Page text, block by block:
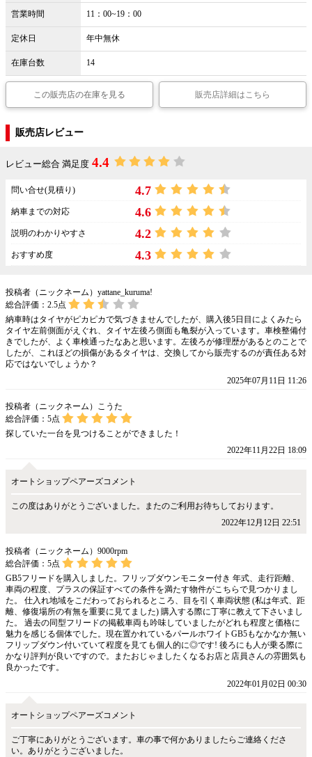
営業時間 11：00~19：00
定休日 年中無休
在庫台数 14
この販売店の在庫を見る 販売店詳細はこちら
販売店レビュー
レビュー総合 満足度 4.4
問い合せ(見積り) 4.7
納車までの対応 4.6
説明のわかりやすさ 4.2
おすすめ度 4.3
投稿者（ニックネーム）yattane_kuruma!
総合評価： 2.5点
納車時はタイヤがピカピカで気づきませんでしたが、購入後5日目によくみたら
タイヤ左前側面がえぐれ、タイヤ左後ろ側面も亀裂が入っています。車検整備付
きでしたが、よく車検通ったなあと思います。左後ろが修理歴があるとのことで
したが、これほどの損傷があるタイヤは、交換してから販売するのが責任ある対
応ではないでしょうか？
2025年07月11日 11:26
投稿者（ニックネーム）こうた
総合評価： 5点
探していた一台を見つけることができました！
2022年11月22日 18:09
オートショップペアーズコメント
この度はありがとうございました。またのご利用お待ちしております。
2022年12月12日 22:51
投稿者（ニックネーム）9000rpm
総合評価： 5点
GB5フリードを購入しました。フリップダウンモニター付き 年式、走行距離、
車両の程度、プラスの保証すべての条件を満たす物件がこちらで見つかりまし
た。 仕入れ地域をこだわっておられるところ、目を引く車両状態 (私は年式、距
離、修復場所の有無を重要に見てました) 購入する際に丁寧に教えて下さいまし
た。 過去の同型フリードの掲載車両も吟味していましたがどれも程度と価格に
魅力を感じる個体でした。現在置かれているパールホワイトGB5もなかなか無い
フリップダウン付いていて程度を見ても個人的に◎です! 後ろにも人が乗る際に
かなり評判が良いですので。またおじゃましたくなるお店と店員さんの雰囲気も
良かったです。
2022年01月02日 00:30
オートショップペアーズコメント
ご丁寧にありがとうございます。車の事で何かありましたらご連絡くださ
い。ありがとうございました。